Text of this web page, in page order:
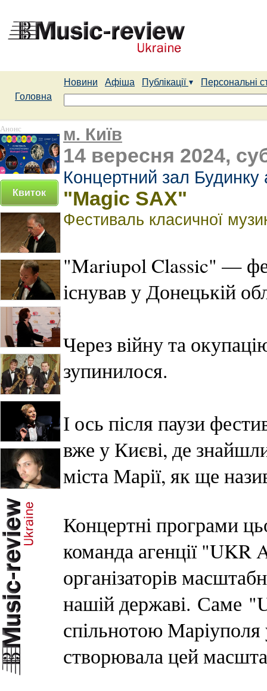
Новини Афіша Публікації
Персональні
Головна
Анонс
Квиток
м. Київ
14 вересня 2024,
Концертний зал Будинку
"Magic SAX"
Фестиваль класичної
"Mariupol Classic" —
існував у Донецькій
Через війну та
зупинилося.
І ось після паузи
вже у Києві, де
міста Марії, як ще
Концертні програми
команда агенції "UKR
організаторів
нашій державі. Саме
спільнотою
створювала цей